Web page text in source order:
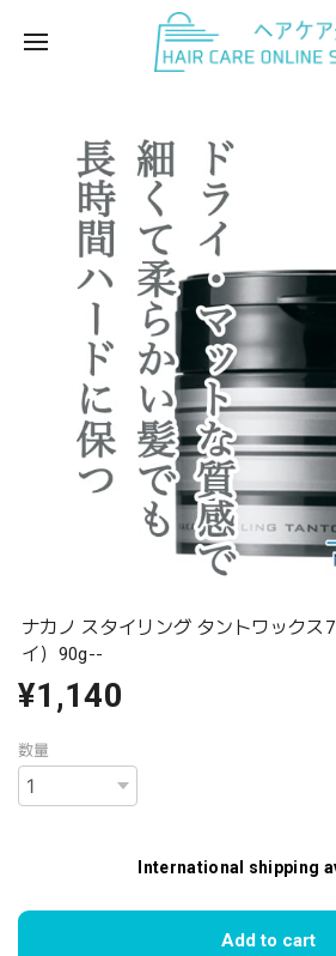
ナカノ スタイリング タントワックス
イ）90g--
¥1,140
数量
International shipping
Add to cart